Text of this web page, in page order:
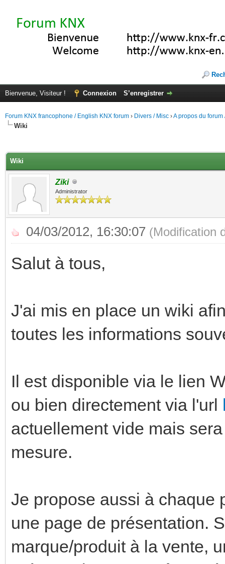
Bienvenue, Visiteur ! Connexion S’enregistrer
Forum KNX francophone / English KNX forum › Divers / Misc ›A propos du forum
Wiki
Wiki
Ziki
Administrator
04/03/2012, 16:30:07 (Modification
Salut à tous,
J'ai mis en place un wiki
toutes les informations
Il est disponible via le lien
ou bien directement via l'url
actuellement vide mais
mesure.
Je propose aussi à chaque
une page de présentation.
marque/produit à la vente,